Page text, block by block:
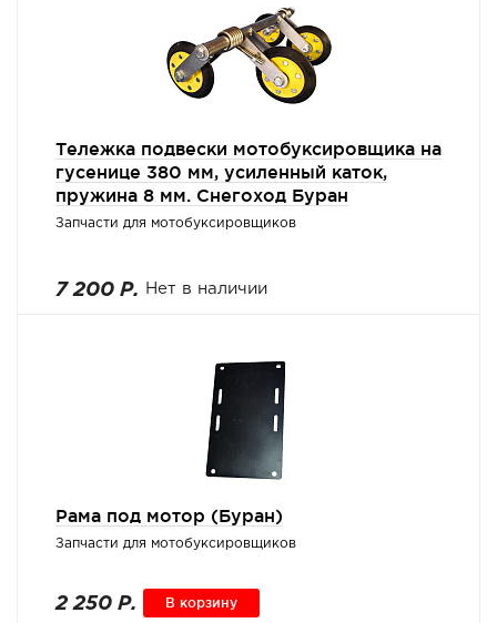
Тележка подвески мотобуксировщика на
гусенице 380 мм, усиленный каток,
пружина 8 мм. Снегоход Буран
Запчасти для мотобуксировщиков
7 200 Р. Нет в наличии
Рама под мотор (Буран)
Запчасти для мотобуксировщиков
2 250 Р. В корзину